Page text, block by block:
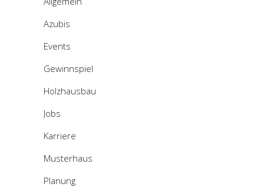
Azubis
Events
Gewinnspiel
Holzhausbau
Jobs
Karriere
Musterhaus
Planung